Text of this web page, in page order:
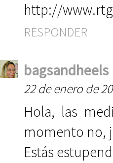
http://
RESPONDER
bagsandheels
22 de enero de
Hola, las
momento no,
Estás